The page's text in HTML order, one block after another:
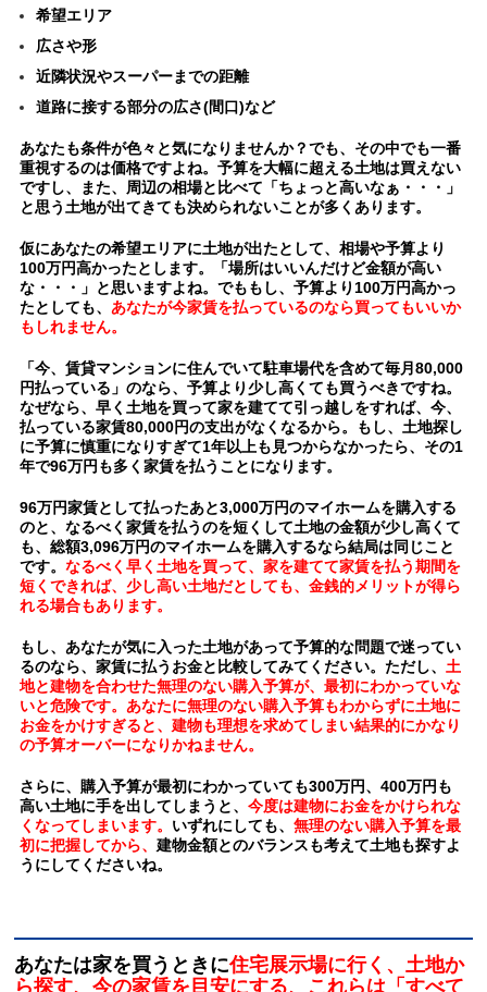
希望エリア
広さや形
近隣状況やスーパーまでの距離
道路に接する部分の広さ(間口)など
あなたも条件が色々と気になりませんか？でも、その中でも一番
重視するのは価格ですよね。予算を大幅に超える土地は買えない
ですし、また、周辺の相場と比べて「ちょっと高いなぁ・・・」
と思う土地が出てきても決められないことが多くあります。
仮にあなたの希望エリアに土地が出たとして、相場や予算より
100万円高かったとします。「場所はいいんだけど金額が高い
な・・・」と思いますよね。でももし、予算より100万円高かっ
たとしても、 あなたが今家賃を払っているのなら買ってもいいか
もしれません。
「今、賃貸マンションに住んでいて駐車場代を含めて毎月80,000
円払っている」のなら、予算より少し高くても買うべきですね。
なぜなら、早く土地を買って家を建てて引っ越しをすれば、今、
払っている家賃80,000円の支出がなくなるから。 もし、土地探し
に予算に慎重になりすぎて1年以上も見つからなかったら、その1
年で96万円も多く家賃を払うことになります。
96万円家賃として払ったあと3,000万円のマイホームを購入する
のと、なるべく家賃を払うのを短くして土地の金額が少し高くて
も、総額3,096万円のマイホームを購入するなら結局は同じこと
です。なるべく早く土地を買って、家を建てて家賃を払う期間を
短くできれば、少し高い土地だとしても、金銭的メリットが得ら
れる場合もあります。
もし、あなたが気に入った土地があって予算的な問題で迷ってい
るのなら、家賃に払うお金と比較してみてください。ただし、 土
地と建物を合わせた無理のない購入予算が、最初にわかっていな
いと危険です。あなたに無理のない購入予算もわからずに土地に
お金をかけすぎると、建物も理想を求めてしまい結果的にかなり
の予算オーバーになりかねません。
さらに、購入予算が最初にわかっていても300万円、400万円も
高い土地に手を出してしまうと、今度は建物にお金をかけられな
くなってしまいます。 いずれにしても、無理のない購入予算を最
初に把握してから、建物金額とのバランスも考えて土地も探すよ
うにしてくださいね。
あなたは家を買うときに住宅展示場に行く、土地か
ら探す、今の家賃を目安にする、 これらは「すべて